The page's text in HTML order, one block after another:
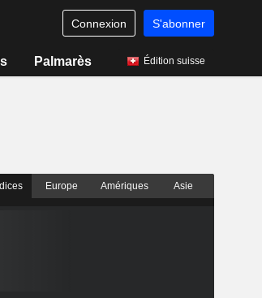
Connexion S'abonner
Palmarès Édition suisse
Europe Amériques Asie